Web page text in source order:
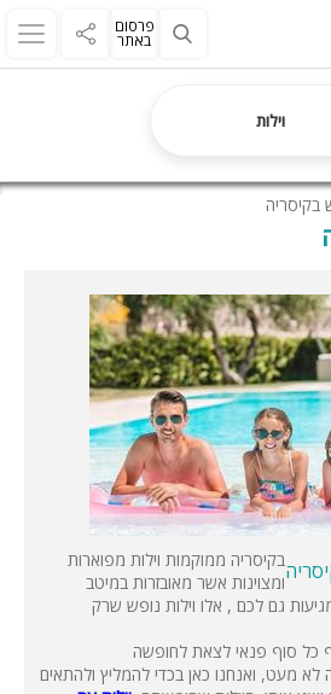
פרסום
באתר
וילות
בקיסריה
בקיסריה ממוקמות וילות מפוארות
ומצוינות אשר מאובזרות במיטב
גם לכם , אלו וילות נופש שרק
כל סוף פנאי לצאת לחופשה
לא מעט, ואנחנו כאן בכדי להמליץ ולהתאים